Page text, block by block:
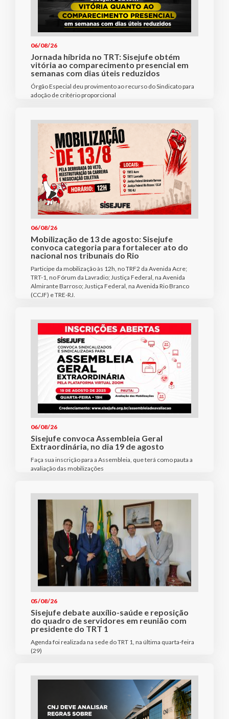
06/08/26
Jornada híbrida no TRT: Sisejufe obtém
vitória ao comparecimento presencial em
semanas com dias úteis reduzidos
Órgão Especial deu provimento ao recurso do Sindicato para
adoção de critério proporcional
06/08/26
Mobilização de 13 de agosto: Sisejufe
convoca categoria para fortalecer ato do
nacional nos tribunais do Rio
Participe da mobilização às 12h, no TRF2 da Avenida Acre;
TRT-1, no Fórum da Lavradio; Justiça Federal, na Avenida
Almirante Barroso; Justiça Federal, na Avenida Rio Branco
(CCJF) e TRE-RJ.
06/08/26
Sisejufe convoca Assembleia Geral
Extraordinária, no dia 19 de agosto
Faça sua inscrição para a Assembleia, que terá como pauta a
avaliação das mobilizações
05/08/26
Sisejufe debate auxílio-saúde e reposição
do quadro de servidores em reunião com
presidente do TRT 1
Agenda foi realizada na sede do TRT 1, na última quarta-feira
(29)